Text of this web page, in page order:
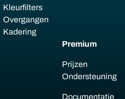
Kleurfilters
Overgangen
Kadering
Premium
Prijzen
Ondersteuning
Documentatie